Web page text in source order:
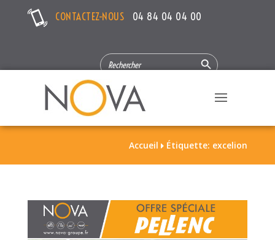
CONTACTEZ-NOUS 04 84 04 04 00
SEARCH
FOR:
Search Button
Accueil  Étiquette: excelion